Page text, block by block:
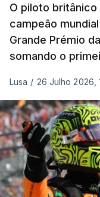
O piloto britânico
campeão
Grande Prémio
somando o
Lusa / 26 Julho 2026,